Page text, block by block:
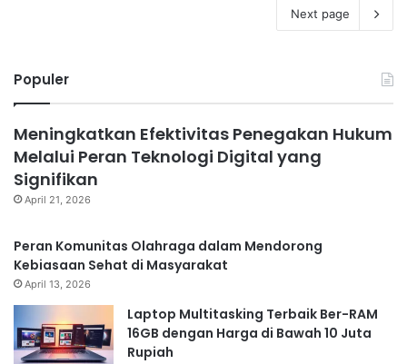
Next page
Populer
Meningkatkan Efektivitas Penegakan Hukum
Melalui Peran Teknologi Digital yang
Signifikan
April 21, 2026
Peran Komunitas Olahraga dalam Mendorong
Kebiasaan Sehat di Masyarakat
April 13, 2026
Laptop Multitasking Terbaik Ber-RAM
16GB dengan Harga di Bawah 10 Juta
Rupiah